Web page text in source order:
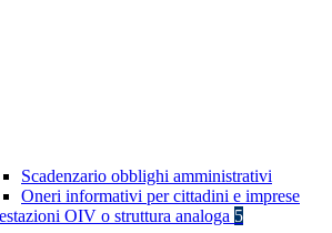
Scadenzario obblighi amministrativi
Oneri informativi per cittadini e imprese
OIV o struttura analoga 5